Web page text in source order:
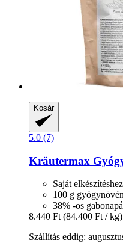
Kosár
5.0 (7)
Kräutermax
Saját elkészítéshez
100 g
38% -os
8.440 Ft (84.400 Ft / kg)
Szállítás eddig: